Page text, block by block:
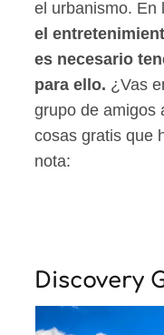
el urbanismo. En
el
es necesario
para ello. ¿Vas
grupo de amigos
cosas gratis que
nota:
Discovery